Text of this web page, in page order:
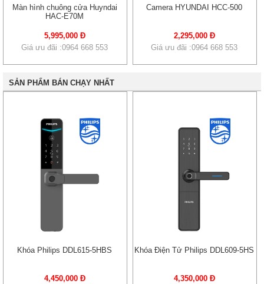
Màn hình chuông cửa Huyndai
HAC-E70M
5,995,000 Đ
Giá ưu đãi :0964 668 553
Camera HYUNDAI HCC-500
2,295,000 Đ
Giá ưu đãi :0964 668 553
SẢN PHẨM BÁN CHẠY NHẤT
Khóa Philips DDL615-5HBS
4,450,000 Đ
Khóa Điện Tử Philips DDL609-5HS
4,350,000 Đ